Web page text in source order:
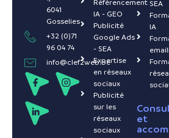
6041
Gosselies
+32 (0)71
96 04 74
info@clef2web.be
Référencement
IA - GEO
Publicité
Google Ads
- SEA
Expertise
en réseaux
sociaux
Publicité
sur les
réseaux
sociaux
SEA
IA
et